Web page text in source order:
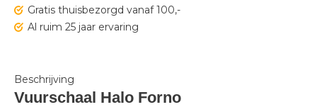
Gratis thuisbezorgd vanaf 100,-
Al ruim 25 jaar ervaring
Beschrijving
Vuurschaal Halo Forno